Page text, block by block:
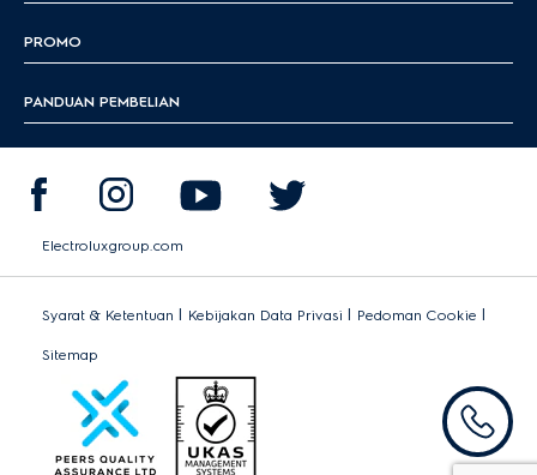
PROMO
PANDUAN PEMBELIAN
Electroluxgroup.com
Syarat & Ketentuan | Kebijakan Data Privasi | Pedoman Cookie |
Sitemap